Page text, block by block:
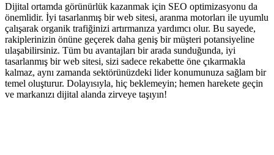
Dijital ortamda görünürlük kazanmak için SEO optimizasyonu da
önemlidir. İyi tasarlanmış bir web sitesi, aranma motorları ile uyumlu
çalışarak organik trafiğinizi artırmanıza yardımcı olur. Bu sayede,
rakiplerinizin önüne geçerek daha geniş bir müşteri potansiyeline
ulaşabilirsiniz. Tüm bu avantajları bir arada sunduğunda, iyi
tasarlanmış bir web sitesi, sizi sadece rekabette öne çıkarmakla
kalmaz, aynı zamanda sektörünüzdeki lider konumunuza sağlam bir
temel oluşturur. Dolayısıyla, hiç beklemeyin; hemen harekete geçin
ve markanızı dijital alanda zirveye taşıyın!